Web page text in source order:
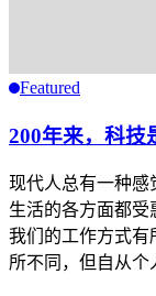
Featured
200年来，科技
现代人总有一种感
生活的各方面都受
我们的工作方式有
所不同，但自从